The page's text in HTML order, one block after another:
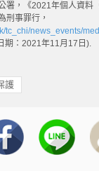
署，《2021年個人資料
刑事罪行，
tc_chi/news_events/
期：2021年11月17日).
護